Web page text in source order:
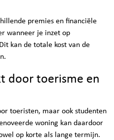
premies en financiële
wanneer je inzet op
kan de totale kost van de
door toerisme en
toeristen, maar ook studenten
woning kan daardoor
op korte als lange termijn.